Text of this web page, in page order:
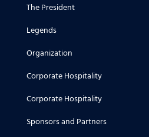
The President
Legends
Organization
Corporate Hospitality
Corporate Hospitality
Sponsors and Partners